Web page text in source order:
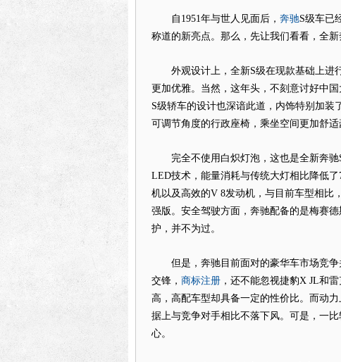
自1951年与世人见面后， 奔驰S级车已
称道的新亮点。那么，先让我们看看，全新
外观设计上，全新S级在现款基础上进
更加优雅。当然，这年头，不刻意讨好中
S级轿车的设计也深谙此道，内饰特别加装
可调节角度的行政座椅，乘坐空间更加舒适
完全不使用白炽灯泡，这也是全新奔驰
LED技术，能量消耗与传统大灯相比降低
机以及高效的V 8发动机，与目前车型相比
强版。安全驾驶方面，奔驰配备的是梅赛
护，并不为过。
但是，奔驰目前面对的豪华车市场竞争
交锋， 商标注册，还不能忽视捷豹X JL和
高，高配车型却具备一定的性价比。而动
据上与竞争对手相比不落下风。可是，一
心。